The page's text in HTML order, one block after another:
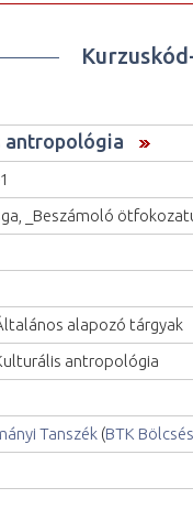
antropológia
_Beszámoló
alapozó tárgyak
antropológia
Tanszék (BTK